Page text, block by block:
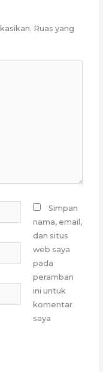
Ruas yang
Simpan
nama, email,
dan situs
web saya
pada
peramban
ini untuk
komentar
saya